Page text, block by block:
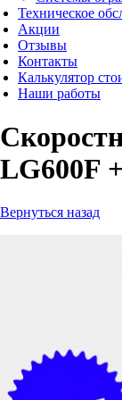
Техническое
Акции
Отзывы
Контакты
Калькулятор
Наши работы
LG600F
Вернуться назад